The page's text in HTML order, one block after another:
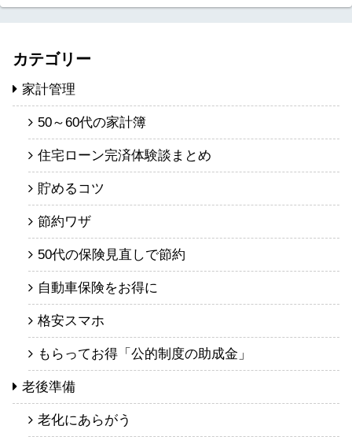
カテゴリー
家計管理
50～60代の家計簿
住宅ローン完済体験談まとめ
貯めるコツ
節約ワザ
50代の保険見直しで節約
自動車保険をお得に
格安スマホ
もらってお得「公的制度の助成金」
老後準備
老化にあらがう